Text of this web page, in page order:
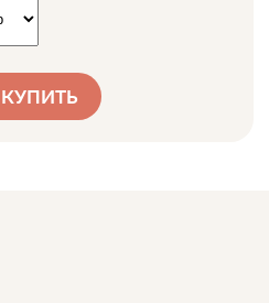
КУПИТЬ